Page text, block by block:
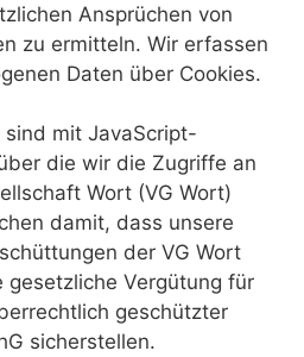
Ansprüchen von
zu ermitteln. Wir erfassen
Daten über Cookies.
mit JavaScript-
die wir die Zugriffe an
Wort (VG Wort)
damit, dass unsere
der VG Wort
gesetzliche Vergütung für
geschützter
sicherstellen.